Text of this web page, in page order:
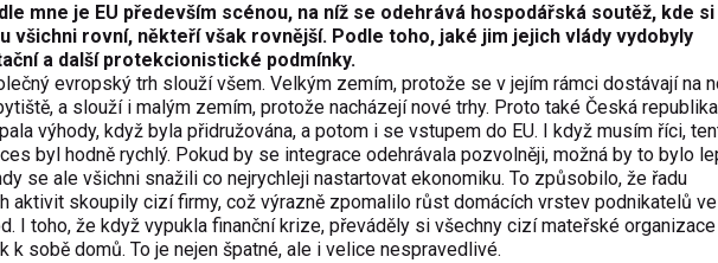
mne je EU především scénou, na níž se odehrává hospodářská soutěž, kde si
všichni rovní, někteří však rovnější. Podle toho, jaké jim jejich vlády vydobyly
a další protekcionistické podmínky.
evropský trh slouží všem. Velkým zemím, protože se v jejím rámci dostávají na
a slouží i malým zemím, protože nacházejí nové trhy. Proto také Česká republika
výhody, když byla přidružována, a potom i se vstupem do EU. I když musím říci,
byl hodně rychlý. Pokud by se integrace odehrávala pozvolněji, možná by to bylo
se ale všichni snažili co nejrychleji nastartovat ekonomiku. To způsobilo, že řadu
aktivit skoupily cizí firmy, což výrazně zpomalilo růst domácích vrstev podnikatelů ve
I toho, že když vypukla finanční krize, převáděly si všechny cizí mateřské organizace
sobě domů. To je nejen špatné, ale i velice nespravedlivé.